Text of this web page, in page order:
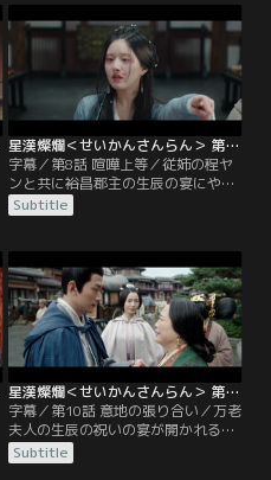
に両者の奴婢だけに罰を与えようと
するが、少商は母の不公平さを訴え
る。慌てて三叔母である桑舜華が間
に入ることで事態は収拾するのだっ
た。少商は三叔母の仲立ちもあり念
願だった灯会にやってくるが…。
星漢燦爛＜せいかんさんらん＞ 第08話／字幕
字幕／第8話 喧嘩上等／従姉の程ヤ
ンと共に裕昌郡主の生辰の宴にやっ
てきた程少商は万家の末子・万萋萋
と意気投合する。しかし灯会で凌不
郡主ら令嬢たちはあからさまに少商
らを侮辱するが、そこに凌不疑が現
れ武将一門を軽視していると言い放
ってその場を後にする。
Subtitle
星漢燦爛＜せいかんさんらん＞ 第10話／字幕
字幕／第10話 意地の張り合い／万老
夫人の生辰の祝いの宴が開かれるこ
ととなり、万家の屋敷に名家の面々
が集まってくる。今回は決して騒ぎ
Subtitle